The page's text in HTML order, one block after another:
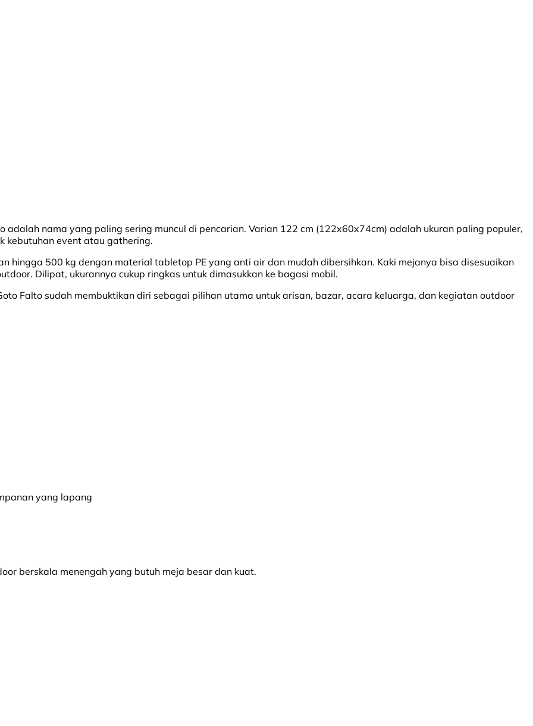
adalah nama yang paling sering muncul di pencarian. Varian 122 cm (122x60x74cm) adalah ukuran paling populer,
kebutuhan event atau gathering.
hingga 500 kg dengan material tabletop PE yang anti air dan mudah dibersihkan. Kaki mejanya bisa disesuaikan
Dilipat, ukurannya cukup ringkas untuk dimasukkan ke bagasi mobil.
Falto sudah membuktikan diri sebagai pilihan utama untuk arisan, bazar, acara keluarga, dan kegiatan outdoor
yang lapang
berskala menengah yang butuh meja besar dan kuat.